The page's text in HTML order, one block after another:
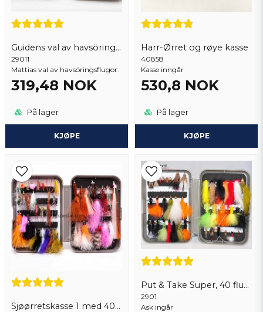
Guidens val av havsöringsflugor 18 st
29011
Mattias val av havsöringsflugor.
319,48 NOK
På lager
KJØPE
Harr-Ørret og røye kasse
40858
Kasse inngår
530,8 NOK
På lager
KJØPE
Sjøørretskasse 1 med 40 stk fluer
Put & Take Super, 40 fluer
2901
Ask ingår
Send spørsmål